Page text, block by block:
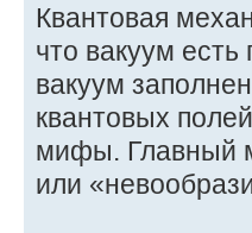
Квантовая
что вакуум есть
вакуум
квантовых
мифы. Главный
или